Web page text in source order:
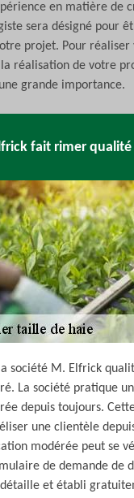
en matière de
sera désigné pour
projet. Pour
réalisation de votre
grande importance.
fait rimer
société M. Elfrick
La société pratique
depuis toujours.
une clientèle
modérée peut se
de demande de
et établi